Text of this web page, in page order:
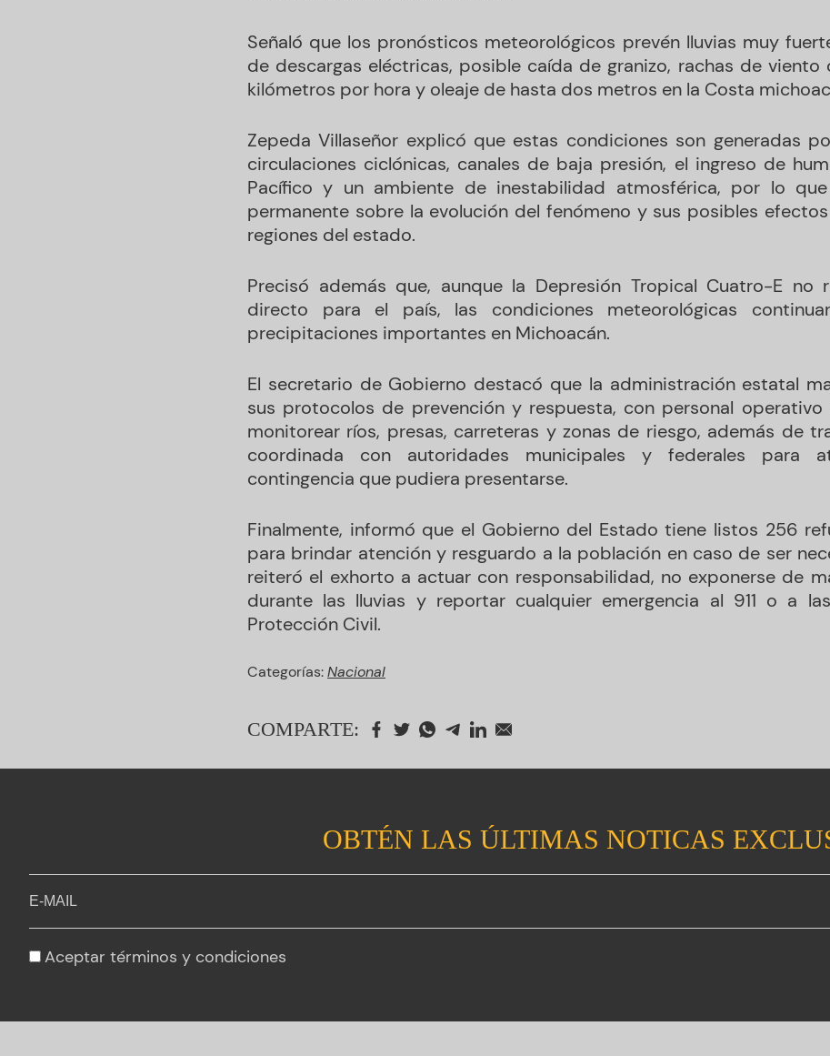
Señaló que los pronósticos meteorológicos prevén lluvias muy
de descargas eléctricas, posible caída de granizo, rachas de
kilómetros por hora y oleaje de hasta dos metros en la Costa
Zepeda Villaseñor explicó que estas condiciones son generadas
circulaciones ciclónicas, canales de baja presión, el ingreso de
Pacífico y un ambiente de inestabilidad atmosférica, por lo
permanente sobre la evolución del fenómeno y sus posibles
regiones del estado.
Precisó además que, aunque la Depresión Tropical Cuatro-E no
directo para el país, las condiciones meteorológicas
precipitaciones importantes en Michoacán.
El secretario de Gobierno destacó que la administración estatal
sus protocolos de prevención y respuesta, con personal operativo
monitorear ríos, presas, carreteras y zonas de riesgo, además de
coordinada con autoridades municipales y federales para
contingencia que pudiera presentarse.
Finalmente, informó que el Gobierno del Estado tiene listos 256
para brindar atención y resguardo a la población en caso de ser
reiteró el exhorto a actuar con responsabilidad, no exponerse de
durante las lluvias y reportar cualquier emergencia al 911 o a
Protección Civil.
Categorías:Nacional
COMPARTE:
OBTÉN LAS ÚLTIMAS NOTICAS
Aceptar términos y condiciones